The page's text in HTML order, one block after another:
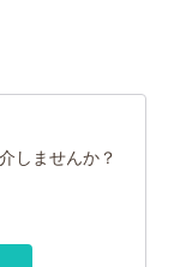
しませんか？